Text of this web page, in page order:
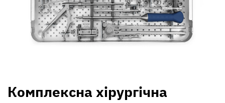
Комплексна хірургічна